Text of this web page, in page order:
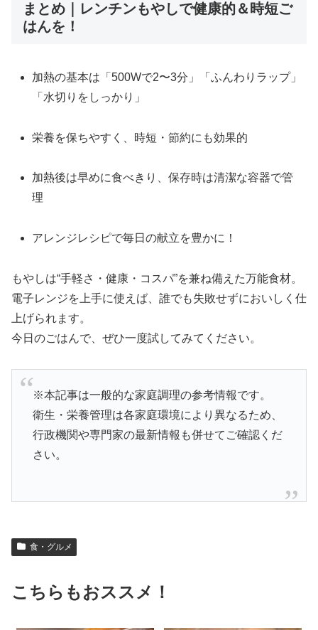
まとめ｜レンチンもやしで健康的＆時短ご
はんを！
加熱の基本は「500Wで2〜3分」「ふんわりラップ」
「水切りをしっかり」
栄養を保ちやすく、時短・節約にも効果的
加熱後は早めに食べきり、保存時は清潔な容器で管
理
アレンジレシピで毎日の献立を豊かに！
もやしは“手軽さ・健康・コスパ”を兼ね備えた万能食材。
電子レンジを上手に使えば、誰でも失敗せずにおいしく仕
上げられます。
今日のごはんで、ぜひ一度試してみてください。
※本記事は一般的な家庭調理の参考情報です。
衛生・栄養管理は各家庭環境により異なるため、
行政機関や専門家の最新情報も併せてご確認くだ
さい。
食・グルメ
こちらもおススメ！